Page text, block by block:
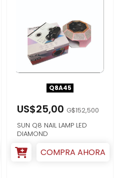
Q8A45
US$25,00 G$152,500
SUN Q8 NAIL LAMP LED
DIAMOND
COMPRA AHORA